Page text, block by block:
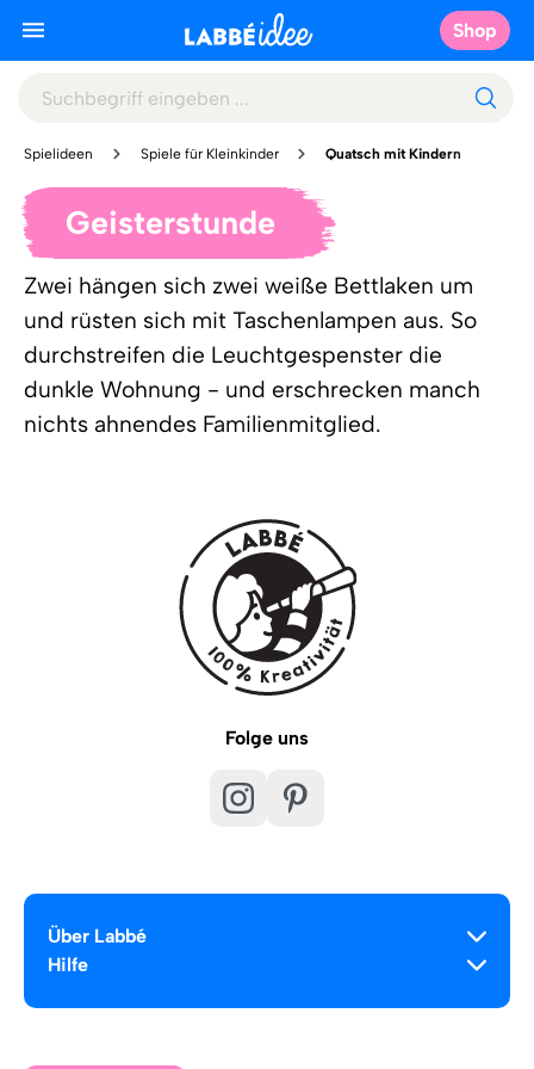
Shop
Spielideen Spiele für Kleinkinder Quatsch mit Kindern
Geisterstunde
Zwei hängen sich zwei weiße Bettlaken um
und rüsten sich mit Taschenlampen aus. So
durchstreifen die Leuchtgespenster die
dunkle Wohnung - und erschrecken manch
nichts ahnendes Familienmitglied.
Folge uns
Über Labbé
Hilfe